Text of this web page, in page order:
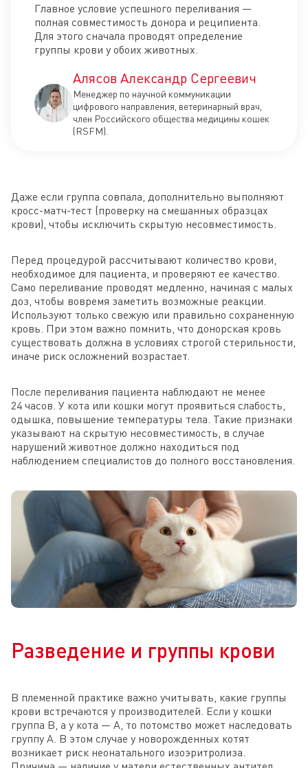
Главное условие успешного переливания —
полная совместимость донора и реципиента.
Для этого сначала проводят определение
группы крови у обоих животных.
Алясов Александр Сергеевич
Менеджер по научной коммуникации
цифрового направления, ветеринарный врач,
член Российского общества медицины кошек
(RSFM).
Даже если группа совпала, дополнительно выполняют
кросс-матч-тест (проверку на смешанных образцах
крови), чтобы исключить скрытую несовместимость.
Перед процедурой рассчитывают количество крови,
необходимое для пациента, и проверяют ее качество.
Само переливание проводят медленно, начиная с малых
доз, чтобы вовремя заметить возможные реакции.
Используют только свежую или правильно сохраненную
кровь. При этом важно помнить, что донорская кровь
существовать должна в условиях строгой стерильности,
иначе риск осложнений возрастает.
После переливания пациента наблюдают не менее
24 часов. У кота или кошки могут проявиться слабость,
одышка, повышение температуры тела. Такие признаки
указывают на скрытую несовместимость, в случае
нарушений животное должно находиться под
наблюдением специалистов до полного восстановления.
Разведение и группы крови
В племенной практике важно учитывать, какие группы
крови встречаются у производителей. Если у кошки
группа B, а у кота — A, то потомство может наследовать
группу A. В этом случае у новорожденных котят
возникает риск неонатального изоэритролиза.